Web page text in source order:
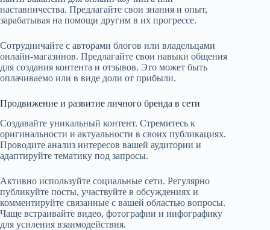
наставничества. Предлагайте свои знания и опыт,
зарабатывая на помощи другим в их прогрессе.
Сотрудничайте с авторами блогов или владельцами
онлайн-магазинов. Предлагайте свои навыки общения
для создания контента и отзывов. Это может быть
оплачиваемо или в виде доли от прибыли.
Продвижение и развитие личного бренда в сети
Создавайте уникальный контент. Стремитесь к
оригинальности и актуальности в своих публикациях.
Проводите анализ интересов вашей аудитории и
адаптируйте тематику под запросы.
Активно используйте социальные сети. Регулярно
публикуйте посты, участвуйте в обсуждениях и
комментируйте связанные с вашей областью вопросы.
Чаще встраивайте видео, фотографии и инфографику
для усиления взаимодействия.